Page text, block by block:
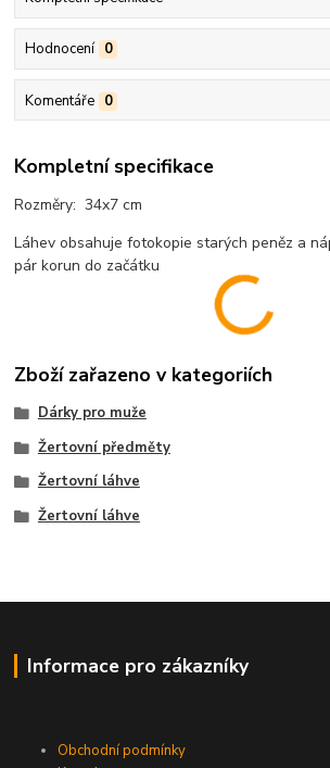
Hodnocení 0
Komentáře 0
Kompletní specifikace
Rozměry: 34x7 cm
Láhev obsahuje fotokopie starých peněz a
pár korun do začátku
Zboží zařazeno v kategoriích
Dárky pro muže
Žertovní předměty
Žertovní láhve
Žertovní láhve
Informace pro zákazníky
Obchodní podmínky